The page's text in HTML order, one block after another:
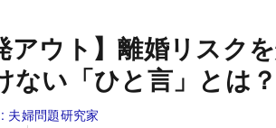
アウト】離婚リスク
ない「ひと言」とは？
夫婦問題研究家